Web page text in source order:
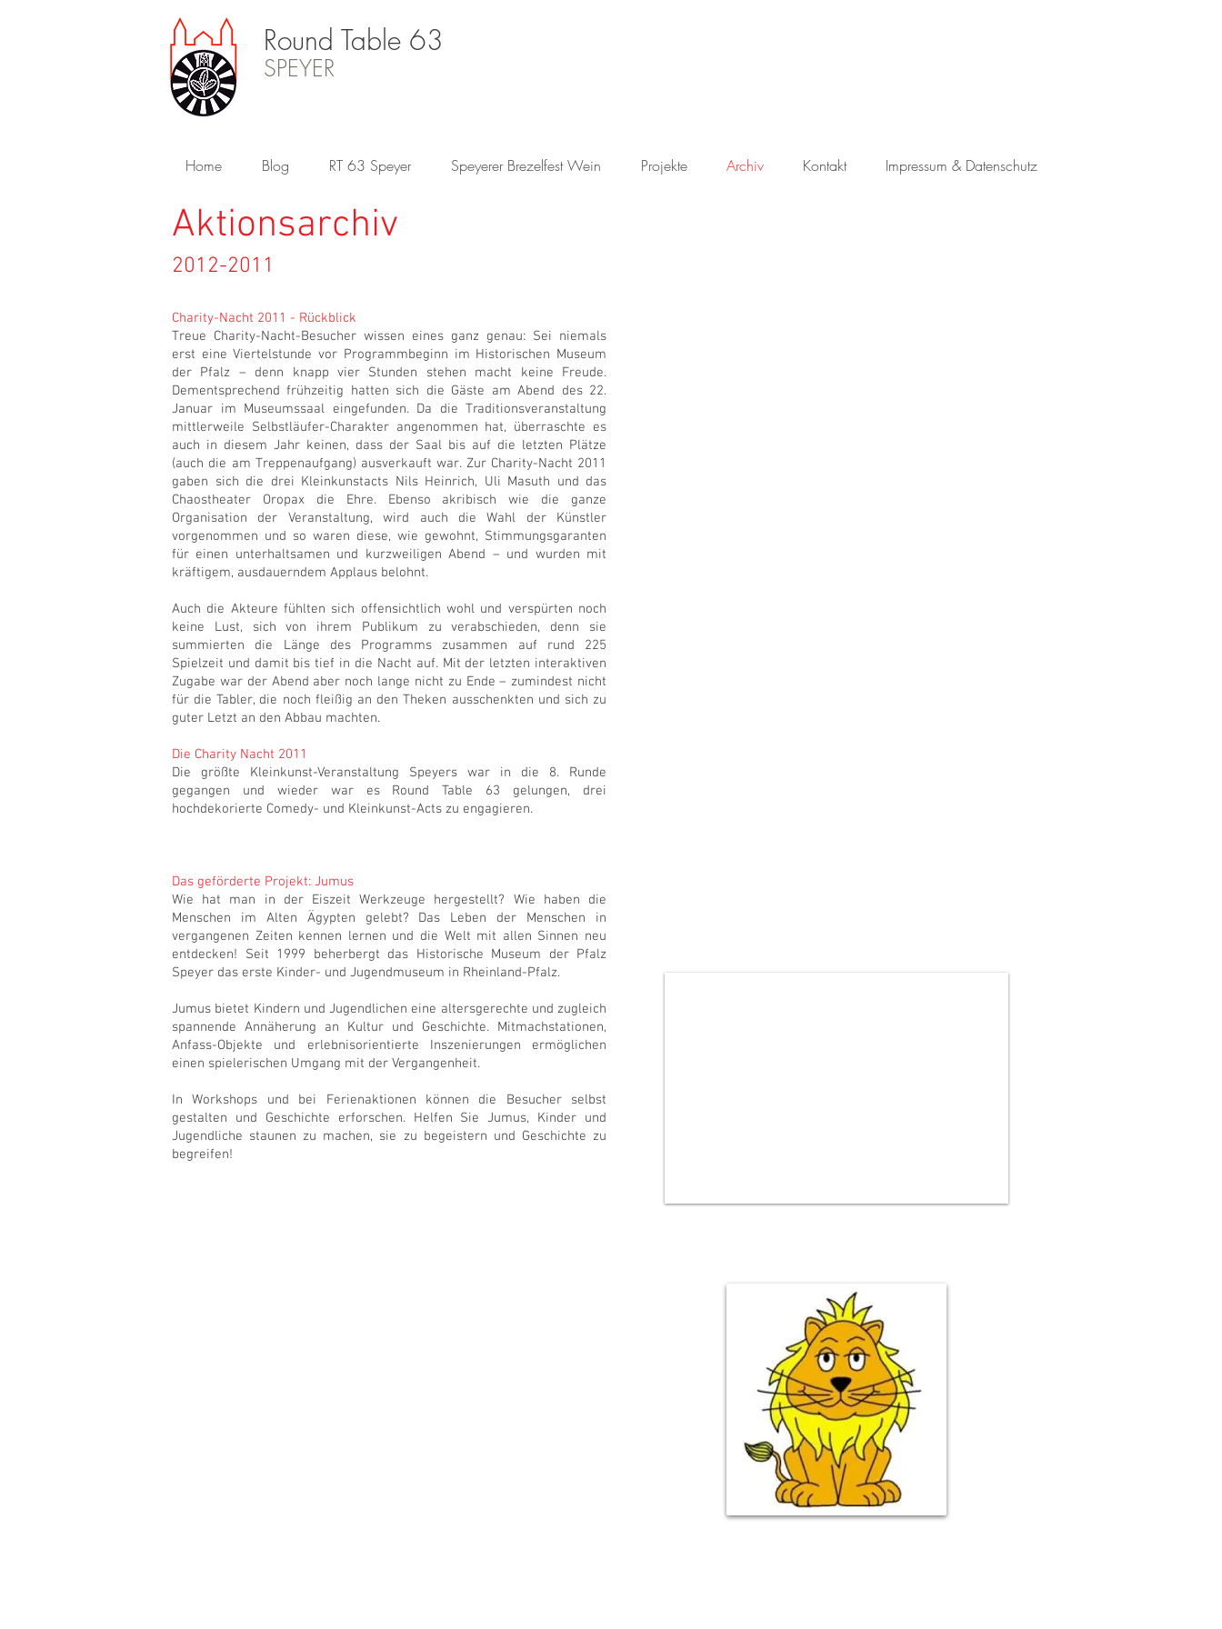
Round Table 63
SPEYER
Home Blog RT 63 Speyer Speyerer Brezelfest Wein Projekte Archiv Kontakt Impressum & Datenschutz
Aktionsarchiv
2012-2011
Charity-Nacht 2011 - Rückblick
Treue Charity-Nacht-Besucher wissen eines ganz genau: Sei niemals
erst eine Viertelstunde vor Programmbeginn im Historischen Museum
der Pfalz – denn knapp vier Stunden stehen macht keine Freude.
Dementsprechend frühzeitig hatten sich die Gäste am Abend des 22.
Januar im Museumssaal eingefunden. Da die Traditionsveranstaltung
mittlerweile Selbstläufer-Charakter angenommen hat, überraschte es
auch in diesem Jahr keinen, dass der Saal bis auf die letzten Plätze
(auch die am Treppenaufgang) ausverkauft war. Zur Charity-Nacht 2011
gaben sich die drei Kleinkunstacts Nils Heinrich, Uli Masuth und das
Chaostheater Oropax die Ehre. Ebenso akribisch wie die ganze
Organisation der Veranstaltung, wird auch die Wahl der Künstler
vorgenommen und so waren diese, wie gewohnt, Stimmungsgaranten
für einen unterhaltsamen und kurzweiligen Abend – und wurden mit
kräftigem, ausdauerndem Applaus belohnt.
Auch die Akteure fühlten sich offensichtlich wohl und verspürten noch
keine Lust, sich von ihrem Publikum zu verabschieden, denn sie
summierten die Länge des Programms zusammen auf rund 225
Spielzeit und damit bis tief in die Nacht auf. Mit der letzten interaktiven
Zugabe war der Abend aber noch lange nicht zu Ende – zumindest nicht
für die Tabler, die noch fleißig an den Theken ausschenkten und sich zu
guter Letzt an den Abbau machten.
Die Charity Nacht 2011
Die größte Kleinkunst-Veranstaltung Speyers war in die 8. Runde
gegangen und wieder war es Round Table 63 gelungen, drei
hochdekorierte Comedy- und Kleinkunst-Acts zu engagieren.
Das geförderte Projekt: Jumus
Wie hat man in der Eiszeit Werkzeuge hergestellt? Wie haben die
Menschen im Alten Ägypten gelebt? Das Leben der Menschen in
vergangenen Zeiten kennen lernen und die Welt mit allen Sinnen neu
entdecken! Seit 1999 beherbergt das Historische Museum der Pfalz
Speyer das erste Kinder- und Jugendmuseum in Rheinland-Pfalz.
Jumus bietet Kindern und Jugendlichen eine altersgerechte und zugleich
spannende Annäherung an Kultur und Geschichte. Mitmachstationen,
Anfass-Objekte und erlebnisorientierte Inszenierungen ermöglichen
einen spielerischen Umgang mit der Vergangenheit.
In Workshops und bei Ferienaktionen können die Besucher selbst
gestalten und Geschichte erforschen. Helfen Sie Jumus, Kinder und
Jugendliche staunen zu machen, sie zu begeistern und Geschichte zu
begreifen!